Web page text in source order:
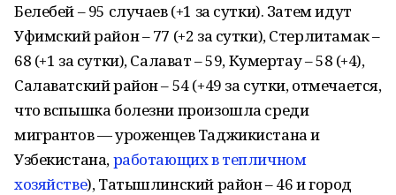
Белебей – 95 случаев (+1 за сутки). Затем идут
Уфимский район – 77 (+2 за сутки), Стерлитамак –
68 (+1 за сутки), Салават – 59, Кумертау – 58 (+4),
Салаватский район – 54 (+49 за сутки, отмечается,
что вспышка болезни произошла среди
мигрантов — уроженцев Таджикистана и
Узбекистана,работающих в тепличном
хозяйстве), Татышлинский район – 46 и город